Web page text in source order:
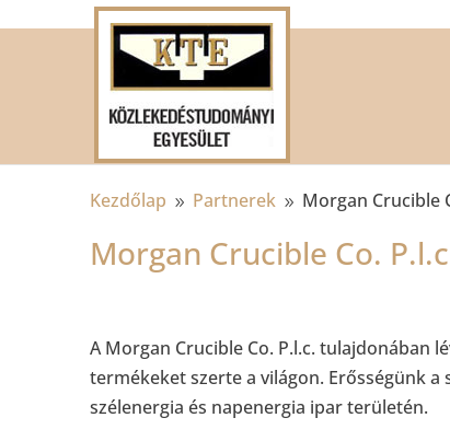
Kezdőlap 9 Partnerek 9 Morgan Crucible
Morgan Crucible Co.
A Morgan Crucible Co. P.l.c. tulajdonában
termékeket szerte a világon. Erősségünk
szélenergia és napenergia ipar területén.